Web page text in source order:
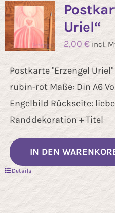
Uriel“
2,00 € incl.
Postkarte "Erzengel
rubin-rot Maße: Din A6
Engelbild Rückseite:
Randdekoration + Titel
IN DEN
Details